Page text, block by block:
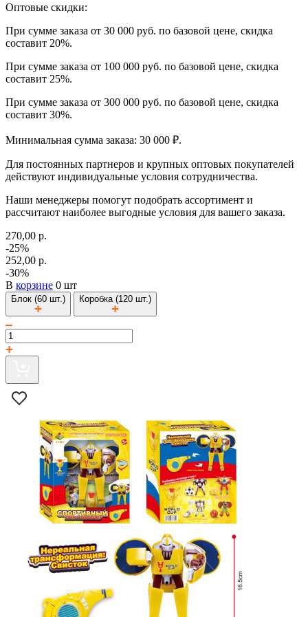
Оптовые скидки:
При сумме заказа от 30 000 руб. по базовой цене, скидка
составит 20%.
При сумме заказа от 100 000 руб. по базовой цене, скидка
составит 25%.
При сумме заказа от 300 000 руб. по базовой цене, скидка
составит 30%.
Минимальная сумма заказа: 30 000 ₽.
Для постоянных партнеров и крупных оптовых покупателей
действуют индивидуальные условия сотрудничества.
Наши менеджеры помогут подобрать ассортимент и
рассчитают наиболее выгодные условия для вашего заказа.
270,00 р.
-25%
252,00 р.
-30%
В корзине 0 шт
Блок (60 шт.) Коробка (120 шт.)